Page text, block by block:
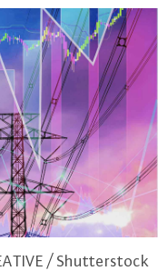
/ Shutterstock